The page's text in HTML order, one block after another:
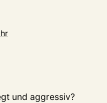
und aggressiv?